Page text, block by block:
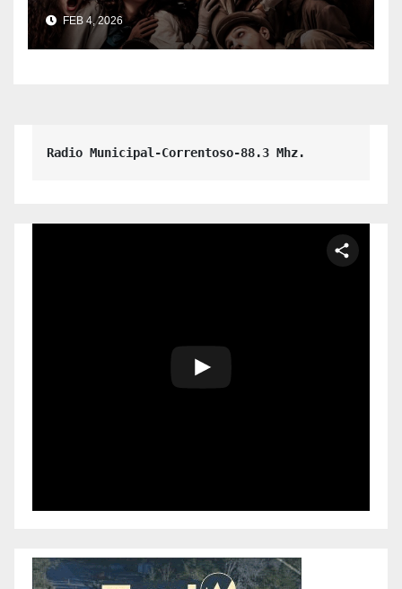
escena.
FEB 4, 2026
Radio Municipal-Correntoso-88.3 Mhz.